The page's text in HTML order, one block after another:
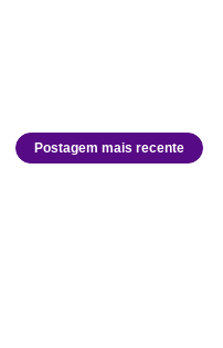
Postagem mais recente